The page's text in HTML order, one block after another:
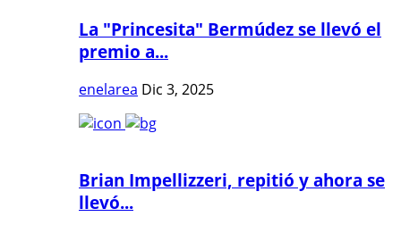
La "Princesita" Bermúdez se llevó el
premio a...
enelarea Dic 3, 2025
Brian Impellizzeri, repitió y ahora se
llevó...